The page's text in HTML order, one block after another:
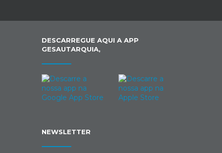
DESCARREGUE AQUI A APP
GESAUTARQUIA,
NEWSLETTER